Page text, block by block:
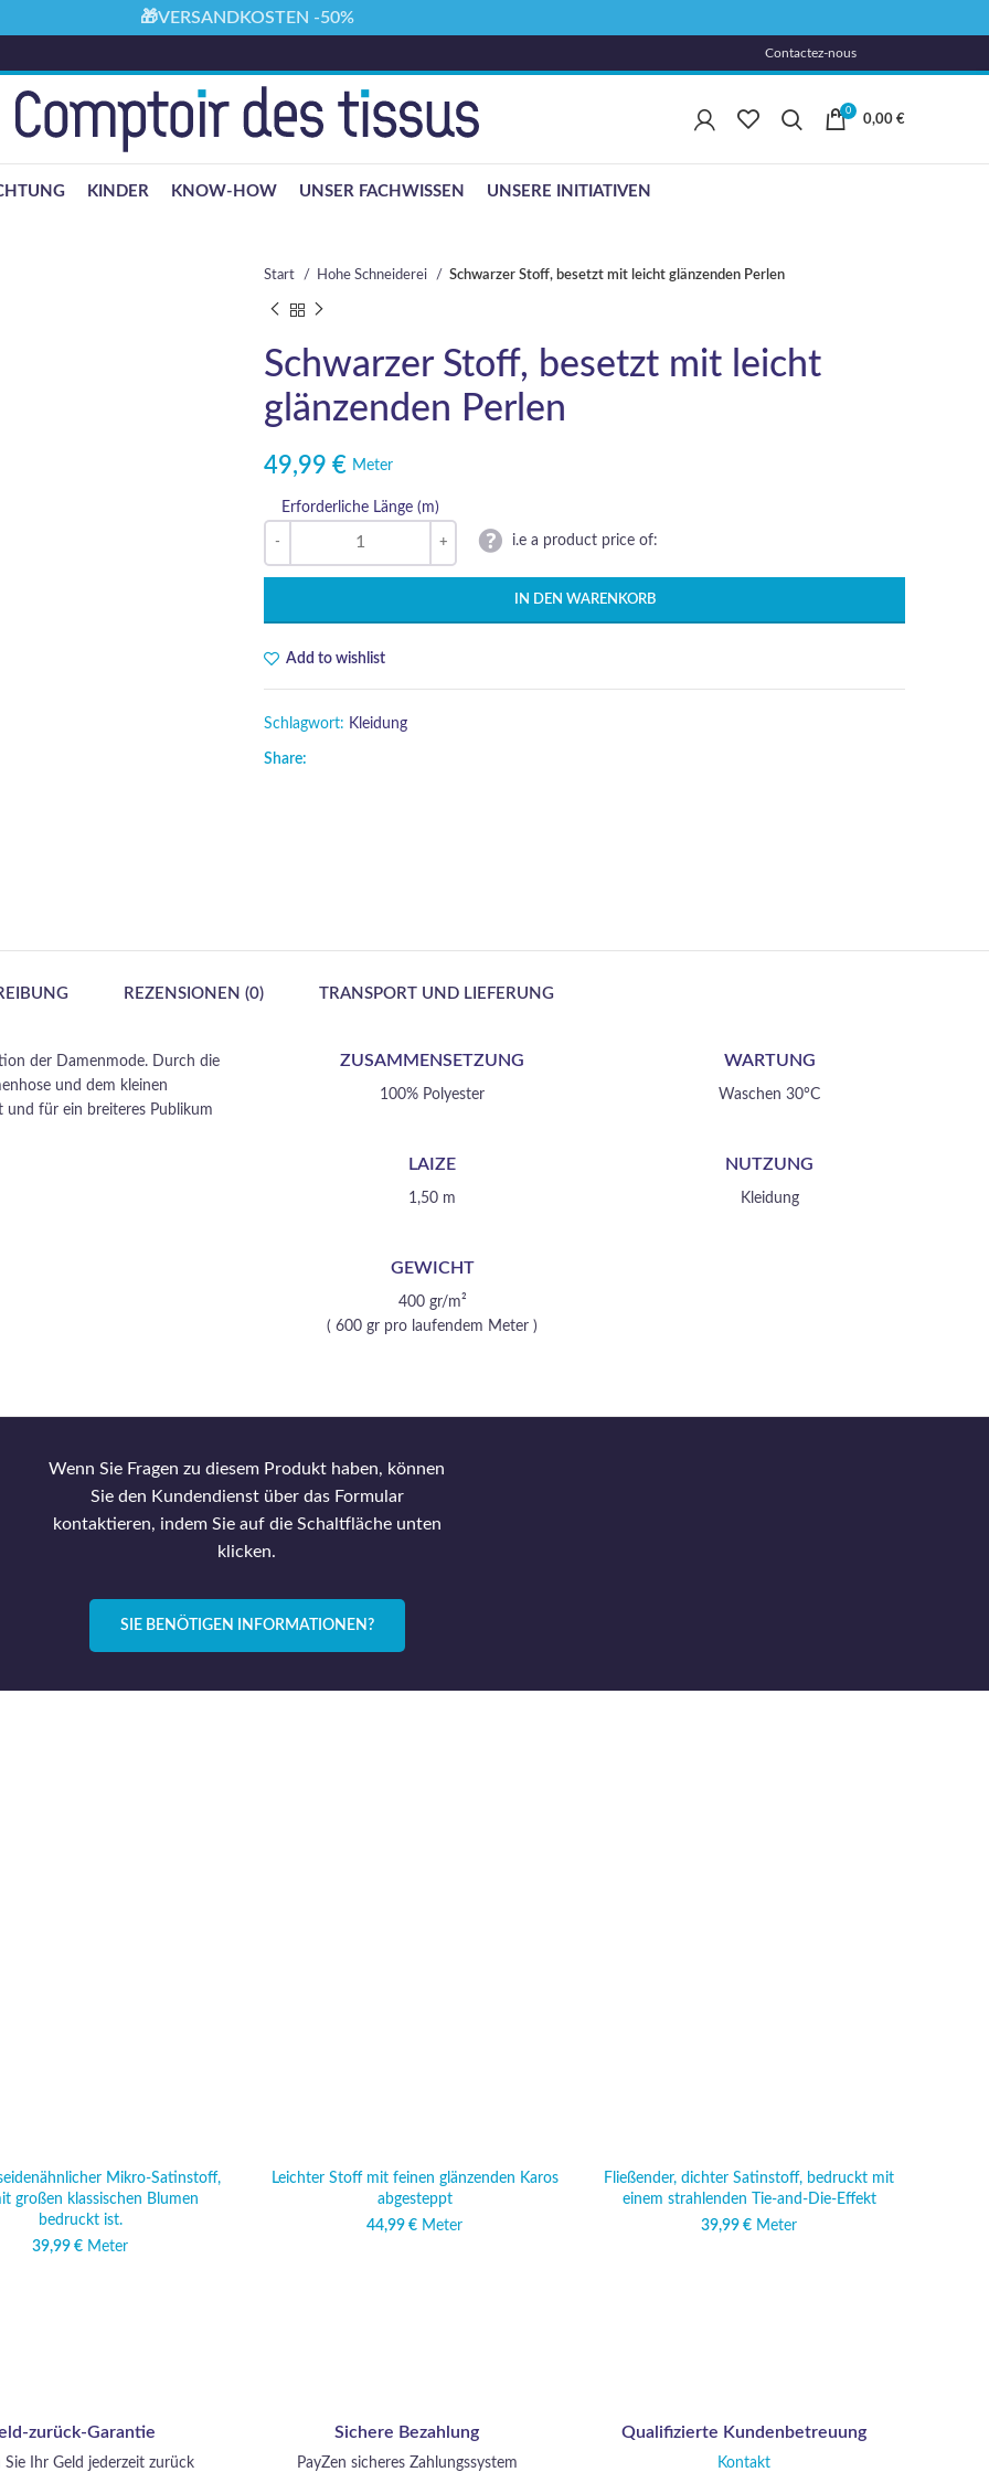
Contactez-nous
0
0,00 €
KINDER KNOW-HOW UNSER FACHWISSEN UNSERE INITIATIVEN
Start Hohe Schneiderei Schwarzer Stoff, besetzt mit leicht glänzenden Perlen
Schwarzer Stoff, besetzt mit leicht
glänzenden Perlen
49,99 € Meter
Erforderliche Länge (m)
i.e a product price of:
IN DEN WARENKORB
Add to wishlist
Schlagwort: Kleidung
Share:
REZENSIONEN (0) TRANSPORT UND LIEFERUNG
der Damenmode. Durch die
und dem kleinen
und für ein breiteres Publikum
ZUSAMMENSETZUNG
100% Polyester
LAIZE
1,50 m
GEWICHT
400 gr/m²
( 600 gr pro laufendem Meter )
WARTUNG
Waschen 30°C
NUTZUNG
Kleidung
Wenn Sie Fragen zu diesem Produkt haben, können
Sie den Kundendienst über das Formular
kontaktieren, indem Sie auf die Schaltfläche unten
klicken.
SIE BENÖTIGEN INFORMATIONEN?
Mikro-Satinstoff,
großen klassischen Blumen
bedruckt ist.
39,99 € Meter
Leichter Stoff mit feinen glänzenden Karos
abgesteppt
44,99 € Meter
Fließender, dichter Satinstoff, bedruckt mit
einem strahlenden Tie-and-Die-Effekt
39,99 € Meter
zurück-Garantie
Sie Ihr Geld jederzeit zurück
Sichere Bezahlung
PayZen sicheres Zahlungssystem
Qualifizierte Kundenbetreuung
Kontakt
🎁VERSANDKOSTEN -50%